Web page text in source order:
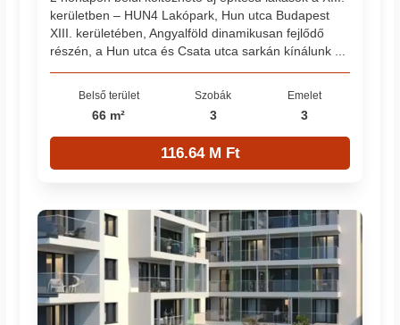
kerületben – HUN4 Lakópark, Hun utca Budapest
XIII. kerületében, Angyalföld dinamikusan fejlődő
részén, a Hun utca és Csata utca sarkán kínálunk ...
Belső terület
66 m²
Szobák
3
Emelet
3
116.64 M Ft